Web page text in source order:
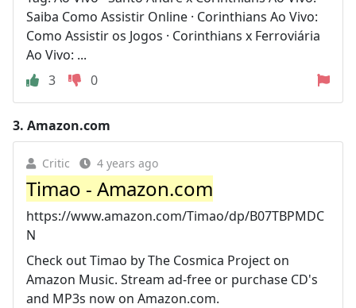
Saiba Como Assistir Online · Corinthians Ao Vivo:
Como Assistir os Jogos · Corinthians x Ferroviária
Ao Vivo: ...
3
0
3. Amazon.com
Critic 4 years ago
Timao - Amazon.com
https://www.amazon.com/Timao/dp/B07TBPMDC
N
Check out Timao by The Cosmica Project on
Amazon Music. Stream ad-free or purchase CD's
and MP3s now on Amazon.com.